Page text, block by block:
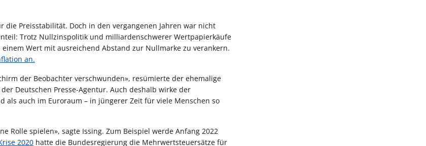
die Preisstabilität. Doch in den vergangenen Jahren war nicht
Trotz Nullzinspolitik und milliardenschwerer Wertpapierkäufe
Wert mit ausreichend Abstand zur Nullmarke zu verankern.
an.
der Beobachter verschwunden», resümierte der ehemalige
Deutschen Presse-Agentur. Auch deshalb wirke der
als auch im Euroraum – in jüngerer Zeit für viele Menschen so
Rolle spielen», sagte Issing. Zum Beispiel werde Anfang 2022
2020 hatte die Bundesregierung die Mehrwertsteuersätze für